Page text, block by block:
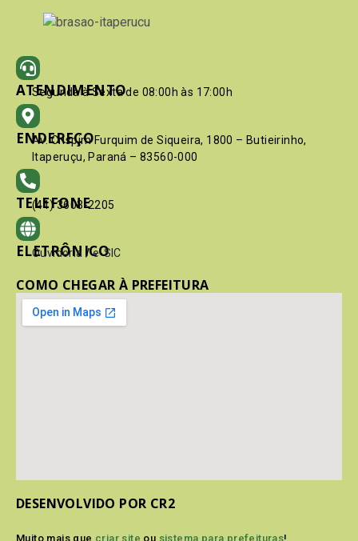
ATENDIMENTO
Segunda à Sexta de 08:00h às 17:00h
ENDEREÇO
Av. Crispim Furquim de Siqueira, 1800 – Butieirinho,
Itaperuçu, Paraná – 83560-000
TELEFONE
(41) 3603-2205
ELETRÔNICO
Ouvidoria / e-SIC
COMO CHEGAR À PREFEITURA
DESENVOLVIDO POR CR2
Muito mais que criar site ou sistema para prefeituras!